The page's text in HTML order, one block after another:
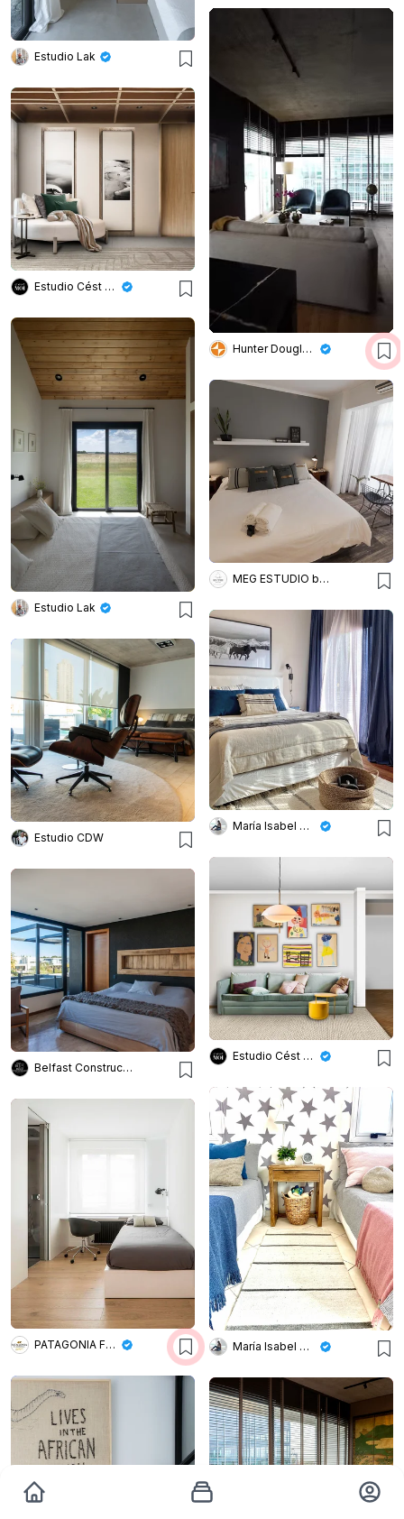
Estudio Lak
Hunter Douglas Argentina
Estudio Cést Moi
Estudio Lak
MEG ESTUDIO by Keta Garro
María Isabel Wetzel
Estudio CDW
Estudio Cést Moi
Belfast Construction Management
María Isabel Wetzel
PATAGONIA FLOORING